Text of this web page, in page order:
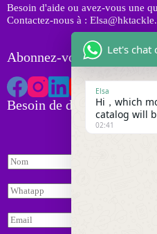
Besoin d'aide ou avez-vous une
Contactez-nous à :
Abonnez-vous à HK
Besoin de devis
N
o
*
N
o
m
*
W
h
aE
m
Let's chat
Elsa
Hi，which
catalog will
02:41